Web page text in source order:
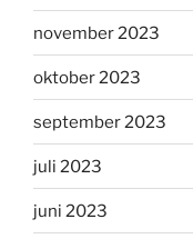
november 2023
oktober 2023
september 2023
juli 2023
juni 2023